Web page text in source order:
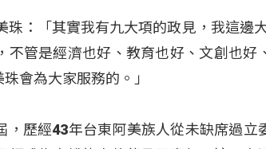
珠：「其實我有九大項的政見，我這邊
不管是經濟也好、教育也好、文創也好
會為大家服務的。」
歷經43年台東阿美族人從未缺席過立